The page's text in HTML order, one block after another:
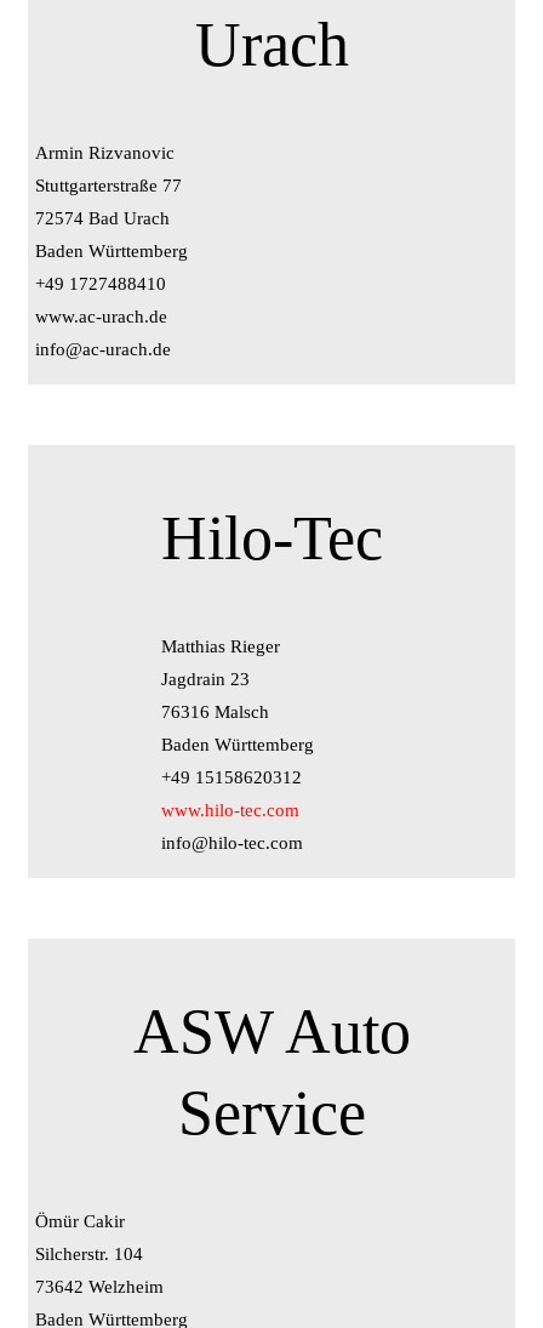
Urach
Armin Rizvanovic
Stuttgarterstraße 77
72574 Bad Urach
Baden Württemberg
+49 1727488410
www.ac-urach.de
info@ac-urach.de
Hilo-Tec
Matthias Rieger
Jagdrain 23
76316 Malsch
Baden Württemberg
+49 15158620312
www.hilo-tec.com
info@hilo-tec.com
ASW Auto
Service
Ömür Cakir
Silcherstr. 104
73642 Welzheim
Baden Württemberg